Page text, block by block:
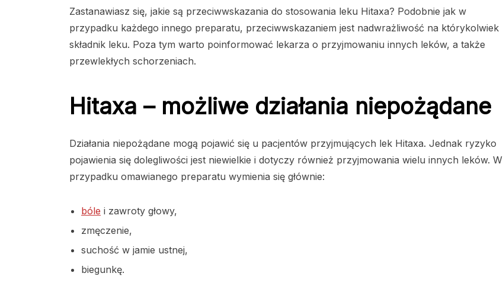
Zastanawiasz się, jakie są przeciwwskazania do stosowania leku Hitaxa? Podobnie jak w
przypadku każdego innego preparatu, przeciwwskazaniem jest nadwrażliwość na którykolwiek
składnik leku. Poza tym warto poinformować lekarza o przyjmowaniu innych leków, a także
przewlekłych schorzeniach.
Hitaxa – możliwe działania niepożądane
Działania niepożądane mogą pojawić się u pacjentów przyjmujących lek Hitaxa. Jednak ryzyko
pojawienia się dolegliwości jest niewielkie i dotyczy również przyjmowania wielu innych leków. W
przypadku omawianego preparatu wymienia się głównie:
bóle i zawroty głowy,
zmęczenie,
suchość w jamie ustnej,
biegunkę.